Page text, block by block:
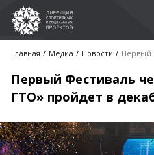
Главная Медиа Новости
Первый Фестиваль
ГТО» пройдет в